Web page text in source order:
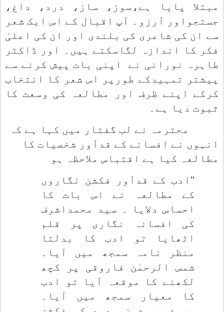
مبتلا پایا ہے،سوز، ساز، درد، داغ،
جستجواور آرزو۔ آپ اقبال کے اس ایک شعر
سے ان کی شاعری کی بلندی اور ان کی اعلیٰ
فکر کا اندازہ لگاسکتے ہیں۔ اور ڈاکٹر
طاہرہ نورانی نے
اپنی بات پیش کرنے سے
پیشتر تمہیدکے طورپر اس شعر کا انتخاب
کرکے اپنے ظرف اور مطالعہ کی وسعت کا
ثبوت دیا ہے۔
محترمہ نے لب گفتار میں کہا ہے کہ
انہوں نے افسانے کے قدآور شخصیات کا
مطالعہ کیا ہے اقتباس ملاحظہ ہو
"ادب کے قدآور فکشن نگاروں
کے مطالعہ نے اس بات کا
احساس دلایا ۔ سید محمداشرف
کی افسانہ نگاری پر قلم
اٹھایا تو ادب کا بدلتا
منظر نامہ سمجھ میں آیا۔
شمس الرحمٰن فاروقی پر کچھ
لکھنے کا موقعہ آیا تو ادب
کا معیار سمجھ میں آیا۔